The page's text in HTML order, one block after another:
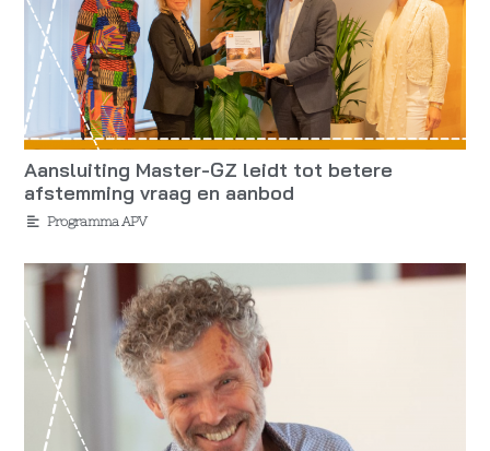
Aansluiting Master-GZ leidt tot betere
afstemming vraag en aanbod
Programma APV